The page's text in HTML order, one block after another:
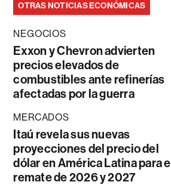
OTRAS NOTICIAS ECONÓMICAS
NEGOCIOS
Exxon y Chevron advierten
precios elevados de
combustibles ante refinerías
afectadas por la guerra
MERCADOS
Itaú revela sus nuevas
proyecciones del precio del
dólar en América Latina para el
remate de 2026 y 2027